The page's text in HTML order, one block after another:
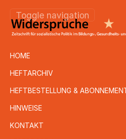
Toggle navigation
HOME
HEFTARCHIV
HEFTBESTELLUNG &
HINWEISE
KONTAKT